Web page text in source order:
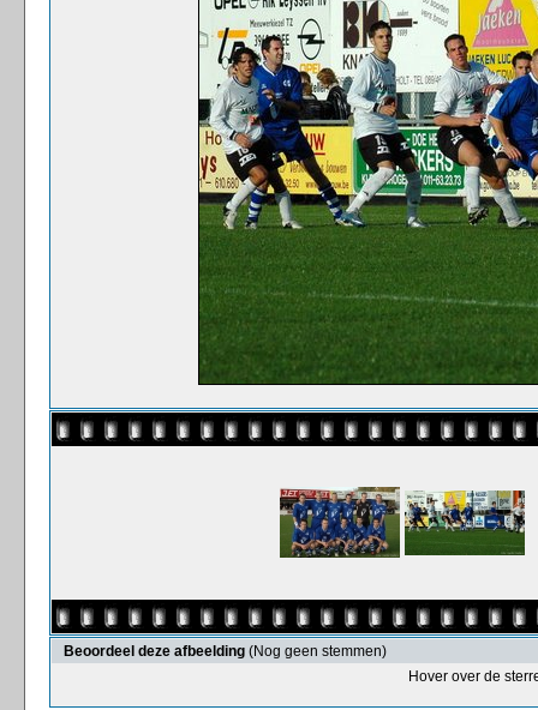
Beoordeel deze afbeelding (Nog geen stemmen)
Hover over de